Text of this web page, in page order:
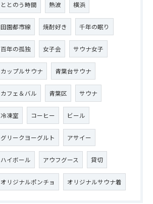
ととのう時間 熱波 横浜
田園都市線 焼酎好き 千年の眠り
百年の孤独 女子会 サウナ女子
カップルサウナ 青葉台サウナ
カフェ＆バル 青葉区 サウナ
冷凍室 コーヒー ビール
グリークヨーグルト アサイー
ハイボール アウフグース 貸切
オリジナルポンチョ オリジナルサウナ着